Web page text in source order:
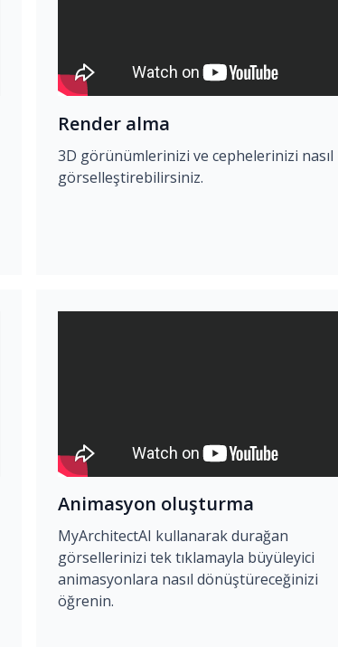
Render alma
3D görünümlerinizi ve cephelerinizi nasıl
görselleştirebilirsiniz.
Animasyon oluşturma
MyArchitectAI kullanarak durağan
görsellerinizi tek tıklamayla büyüleyici
animasyonlara nasıl dönüştüreceğinizi
öğrenin.